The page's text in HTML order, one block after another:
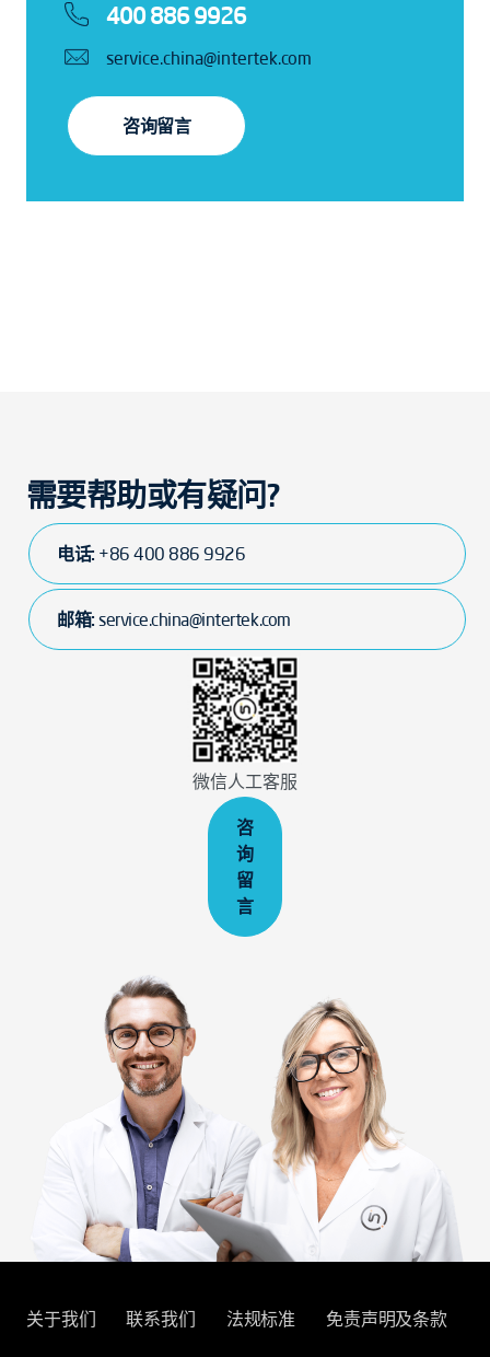
400 886 9926
service.china@intertek.com
咨询留言
需要帮助或有疑问?
电话: +86 400 886 9926
邮箱:service.china@intertek.com
微信人工客服
咨
询
留
言
关于我们 联系我们 法规标准 免责声明及条款